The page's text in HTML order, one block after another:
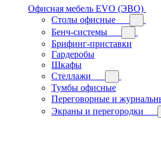
Офисная мебель EVO (ЭВО)
Cтолы офисные
Бенч-системы
Брифинг-приставки
Гардеробы
Шкафы
Стеллажи
Тумбы офисные
Переговорные и
Экраны и перегородки